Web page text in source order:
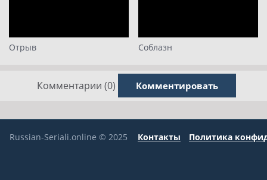
Отрыв Соблазн
Комментарии (0) Комментировать
Russian-Seriali.online © 2025 Контакты Политика